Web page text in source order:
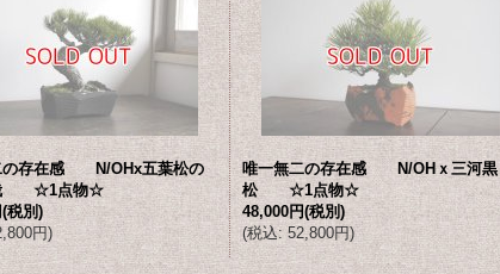
の存在感 N/OHx五葉松の
☆1点物☆
(税別)
円)
唯一無二の存在感 N/OHｘ三河黒
松 ☆1点物☆
48,000円(税別)
(税込: 52,800円)